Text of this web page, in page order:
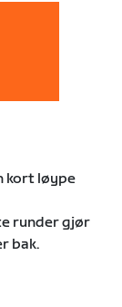
kort løype
runder gjør
bak.